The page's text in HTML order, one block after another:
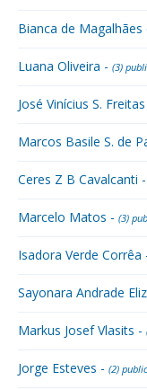
Bianca de Magalhães
Luana Oliveira - (3)
José Vinícius S.
Marcos Basile S. de
Ceres Z B Cavalcanti -
Marcelo Matos - (3)
Isadora Verde Corrêa
Sayonara Andrade
Markus Josef Vlasits -
Jorge Esteves - (2)